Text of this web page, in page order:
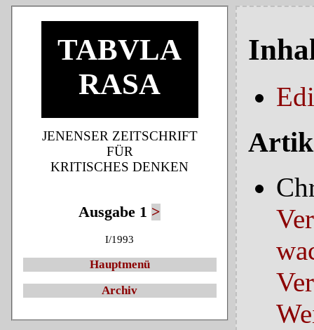
TABVLA
RASA
JENENSER ZEITSCHRIFT
FÜR
KRITISCHES DENKEN
Ausgabe 1 >
I/1993
Hauptmenü
Archiv